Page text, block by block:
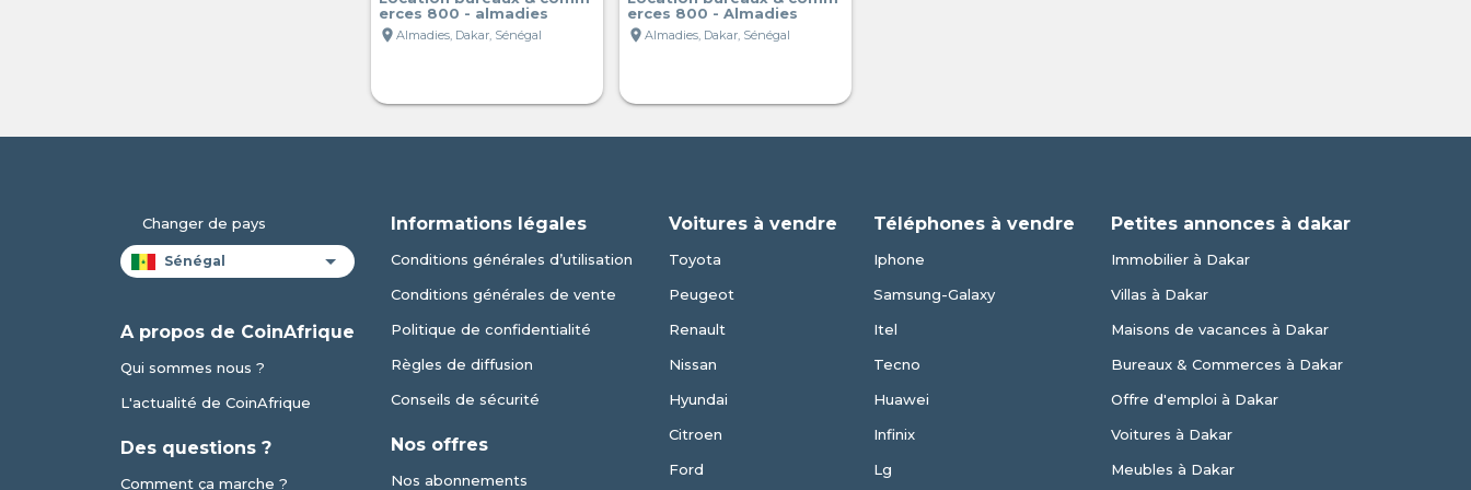
erces 800 - almadies
location_on Almadies, Dakar, Sénégal
erces 800 - Almadies
location_on Almadies, Dakar, Sénégal
Changer de pays
A propos de CoinAfrique
Qui sommes nous ?
L'actualité de CoinAfrique
Des questions ?
Comment ça marche ?
Informations légales
Conditions générales d’utilisation
Conditions générales de vente
Politique de confidentialité
Règles de diffusion
Conseils de sécurité
Nos offres
Nos abonnements
Voitures à vendre
Toyota
Peugeot
Renault
Nissan
Hyundai
Citroen
Ford
Téléphones à vendre
Iphone
Samsung-Galaxy
Itel
Tecno
Huawei
Infinix
Lg
Petites annonces à dakar
Immobilier à Dakar
Villas à Dakar
Maisons de vacances à Dakar
Bureaux & Commerces à Dakar
Offre d'emploi à Dakar
Voitures à Dakar
Meubles à Dakar